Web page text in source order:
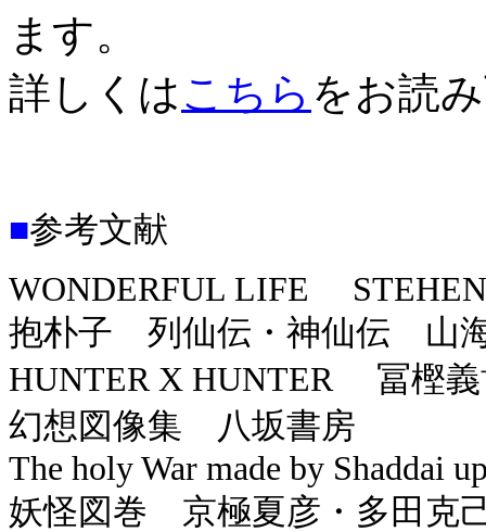
ます。
詳しくはこちら をお読
■参考文献
WONDERFUL LIFE STEHEN
抱朴子 列仙伝・神仙伝 山
HUNTER X HUNTER 冨樫
幻想図像集 八坂書房
The holy War made by Shaddai
妖怪図巻 京極夏彦・多田